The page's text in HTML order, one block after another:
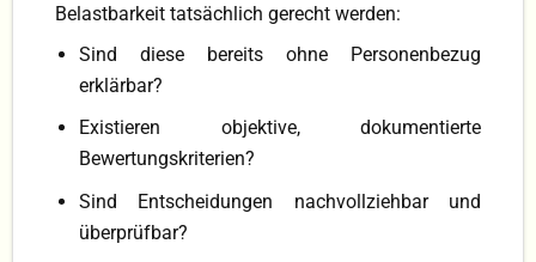
Belastbarkeit tatsächlich gerecht werden:
Sind diese bereits ohne Personenbezug
erklärbar?
Existieren objektive, dokumentierte
Bewertungskriterien?
Sind Entscheidungen nachvollziehbar und
überprüfbar?